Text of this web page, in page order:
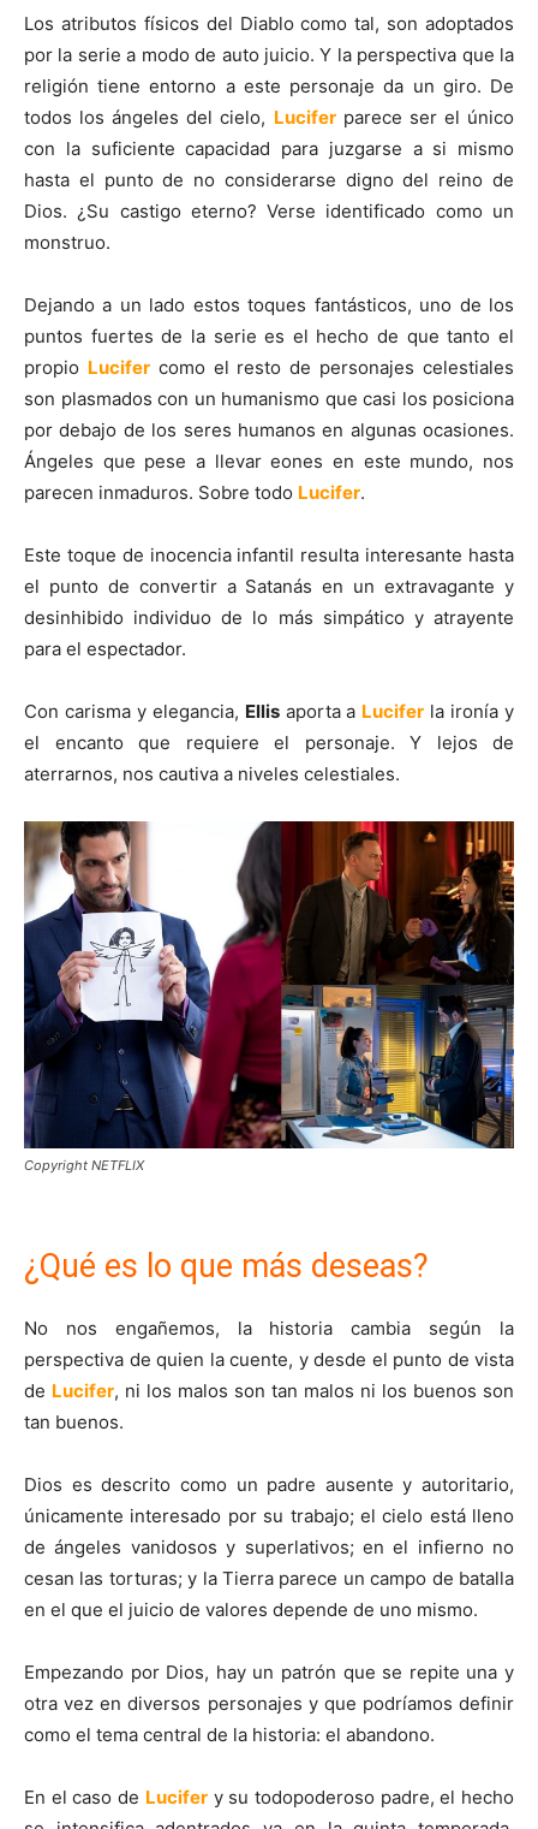
Los atributos físicos del Diablo como tal, son adoptados
por la serie a modo de auto juicio. Y la perspectiva que la
religión tiene entorno a este personaje da un giro. De
todos los ángeles del cielo, Luciferparece ser el único
con la suficiente capacidad para juzgarse a si mismo
hasta el punto de no considerarse digno del reino de
Dios. ¿Su castigo eterno? Verse identificado como un
monstruo.
Dejando a un lado estos toques fantásticos, uno de los
puntos fuertes de la serie es el hecho de que tanto el
propio Lucifer como el resto de personajes celestiales
son plasmados con un humanismo que casi los posiciona
por debajo de los seres humanos en algunas ocasiones.
Ángeles que pese a llevar eones en este mundo, nos
parecen inmaduros. Sobre todo Lucifer.
Este toque de inocencia infantil resulta interesante hasta
el punto de convertir a Satanás en un extravagante y
desinhibido individuo de lo más simpático y atrayente
para el espectador.
Con carisma y elegancia, Ellisaporta a Lucifer la ironía y
el encanto que requiere el personaje. Y lejos de
aterrarnos, nos cautiva a niveles celestiales.
Copyright NETFLIX
¿Qué es lo que más deseas?
No nos engañemos, la historia cambia según la
perspectiva de quien la cuente, y desde el punto de vista
de Lucifer, ni los malos son tan malos ni los buenos son
tan buenos.
Dios es descrito como un padre ausente y autoritario,
únicamente interesado por su trabajo; el cielo está lleno
de ángeles vanidosos y superlativos; en el infierno no
cesan las torturas; y la Tierra parece un campo de batalla
en el que el juicio de valores depende de uno mismo.
Empezando por Dios, hay un patrón que se repite una y
otra vez en diversos personajes y que podríamos definir
como el tema central de la historia: el abandono.
En el caso de Lucifery su todopoderoso padre, el hecho